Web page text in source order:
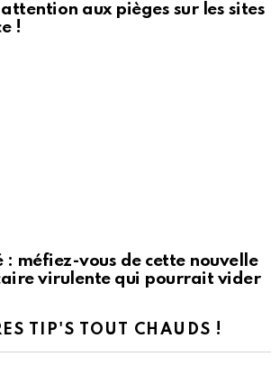
aux pièges sur les sites
!
: méfiez-vous de cette nouvelle
virulente qui pourrait vider
TIP'S TOUT CHAUDS !